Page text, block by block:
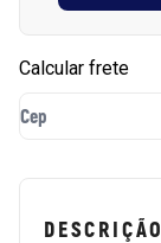
Calcular frete
DESCRIÇÃO